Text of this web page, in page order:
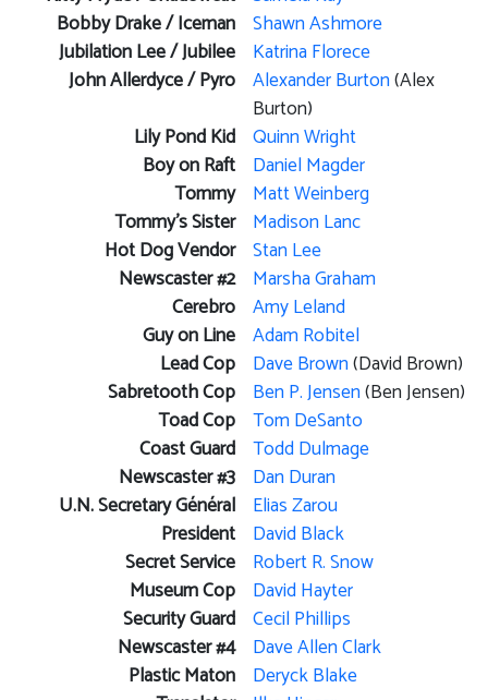
Bobby Drake / Iceman Shawn Ashmore
Jubilation Lee / Jubilee Katrina Florece
John Allerdyce / Pyro Alexander Burton(Alex
Burton)
Lily Pond Kid Quinn Wright
Boy on Raft Daniel Magder
Tommy Matt Weinberg
Tommy's Sister Madison Lanc
Hot Dog Vendor Stan Lee
Newscaster #2 Marsha Graham
Cerebro Amy Leland
Guy on Line Adam Robitel
Lead Cop Dave Brown(David Brown)
Sabretooth Cop Ben P. Jensen(Ben Jensen)
Toad Cop Tom DeSanto
Coast Guard Todd Dulmage
Newscaster #3 Dan Duran
U.N. Secretary Général Elias Zarou
President David Black
Secret Service Robert R. Snow
Museum Cop David Hayter
Security Guard Cecil Phillips
Newscaster #4 Dave Allen Clark
Plastic Maton Deryck Blake